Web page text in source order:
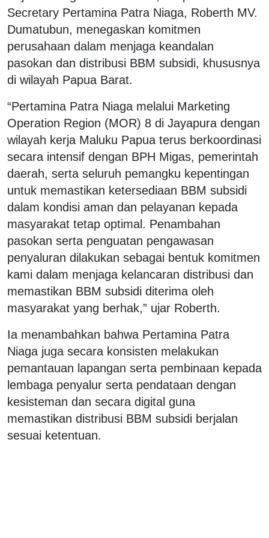
Secretary Pertamina Patra Niaga, Roberth MV.
Dumatubun, menegaskan komitmen
perusahaan dalam menjaga keandalan
pasokan dan distribusi BBM subsidi, khususnya
di wilayah Papua Barat.
“Pertamina Patra Niaga melalui Marketing
Operation Region (MOR) 8 di Jayapura dengan
wilayah kerja Maluku Papua terus berkoordinasi
secara intensif dengan BPH Migas, pemerintah
daerah, serta seluruh pemangku kepentingan
untuk memastikan ketersediaan BBM subsidi
dalam kondisi aman dan pelayanan kepada
masyarakat tetap optimal. Penambahan
pasokan serta penguatan pengawasan
penyaluran dilakukan sebagai bentuk komitmen
kami dalam menjaga kelancaran distribusi dan
memastikan BBM subsidi diterima oleh
masyarakat yang berhak,” ujar Roberth.
Ia menambahkan bahwa Pertamina Patra
Niaga juga secara konsisten melakukan
pemantauan lapangan serta pembinaan kepada
lembaga penyalur serta pendataan dengan
kesisteman dan secara digital guna
memastikan distribusi BBM subsidi berjalan
sesuai ketentuan.